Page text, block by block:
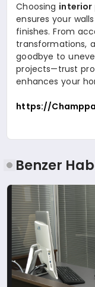
Choosing interior
ensures your
finishes. From
transformations,
goodbye to
projects—trust
enhances your
https://
Benzer